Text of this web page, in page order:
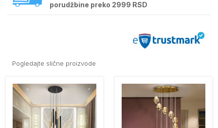
porudžbine preko 2999 RSD
Pogledajte slične proizvode